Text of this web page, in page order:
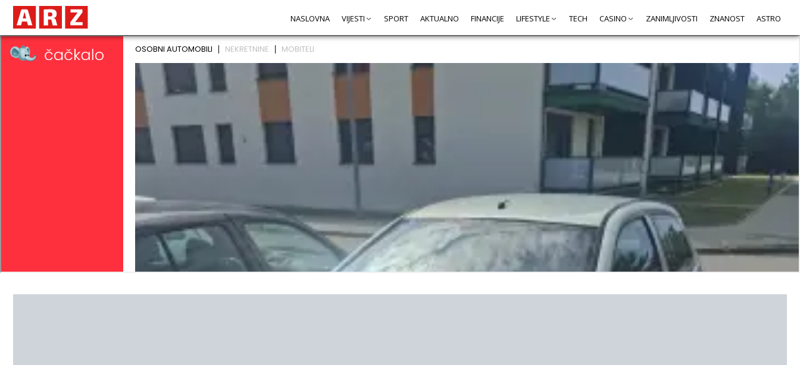
NASLOVNA VIJESTI SPORT AKTUALNO FINANCIJE LIFESTYLE TECH CASINO ZANIMLJIVOSTI ZNANOST ASTRO